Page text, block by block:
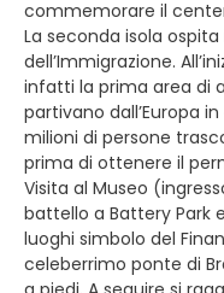
commemorare il
La seconda isola
dell’Immigrazione.
infatti la prima area di
partivano dall’Europa
milioni di persone
prima di ottenere il
Visita al Museo
battello a Battery Park
luoghi simbolo del
celeberrimo ponte di